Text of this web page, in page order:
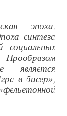
эпоха,
синтеза
социальных
Прообразом
является
в бисер»,